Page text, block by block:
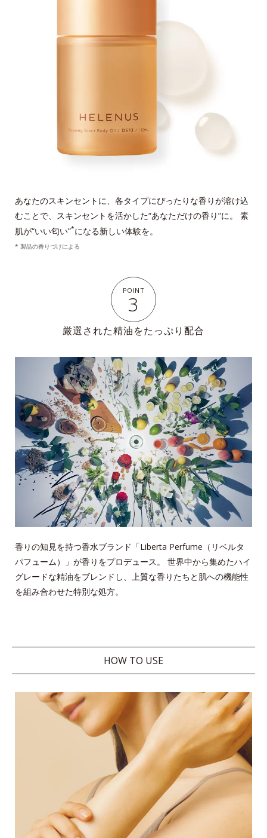
あなたのスキンセントに、各タイプにぴったりな香りが溶け込
むことで、スキンセントを活かした“あなただけの香り”に。 素
肌が“いい匂い”*になる新しい体験を。
* 製品の香りづけによる
POINT
3
厳選された精油をたっぷり配合
香りの知見を持つ香水ブランド「Liberta Perfume（リベルタ
パフューム）」が香りをプロデュース。
世界中から集めたハイ
グレードな精油をブレンドし、上質な香りたちと肌への機能性
を組み合わせた特別な処方。
HOW TO USE